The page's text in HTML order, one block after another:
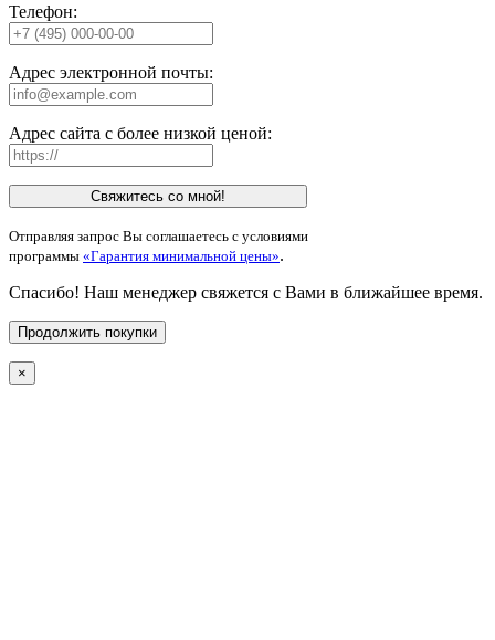
Телефон:
Адрес электронной почты:
Адрес сайта с более низкой ценой:
Свяжитесь со мной!
Отправляя запрос Вы соглашаетесь с условиями
программы «Гарантия минимальной цены».
Спасибо! Наш менеджер свяжется с Вами в ближайшее время.
Продолжить покупки
×